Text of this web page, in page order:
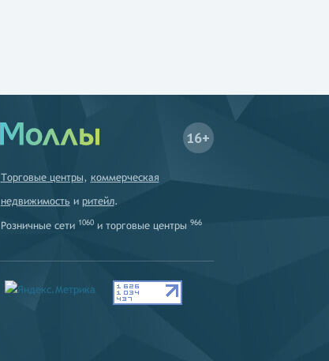
16+
Торговые центры, коммерческая
недвижимость и ритейл.
Розничные сети 1060и торговые центры 966